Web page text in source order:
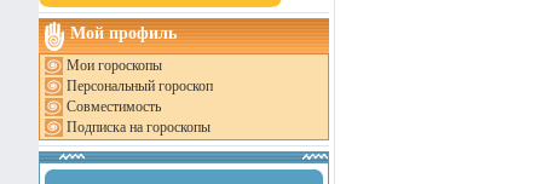
Мой профиль
Мои гороскопы
Персональный гороскоп
Совместимость
Подписка на гороскопы